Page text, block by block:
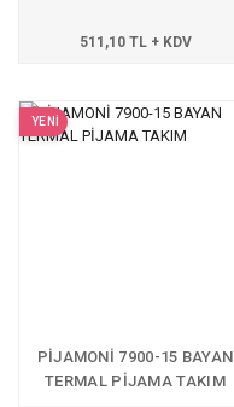
511,10 TL + KDV
YENİ
PİJAMONİ 7900-15 BAYAN
TERMAL PİJAMA TAKIM